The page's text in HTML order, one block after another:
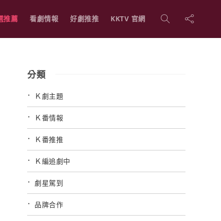
推薦 看劇情報 好劇推推 KKTV 官網
分類
Ｋ劇主題
Ｋ番情報
Ｋ番推推
Ｋ編追劇中
劇星駕到
品牌合作